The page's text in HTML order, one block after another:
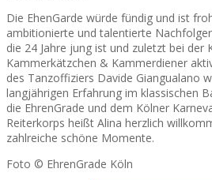
Die EhenGarde würde fündig und ist
ambitionierte und talentierte
die 24 Jahre jung ist und zuletzt bei der
Kammerkätzchen & Kammerdiener
des Tanzoffiziers Davide Giangualano
langjährigen Erfahrung im klassischen
die EhrenGrade und dem Kölner
Reiterkorps heißt Alina herzlich
zahlreiche schöne Momente.
Foto © EhrenGrade Köln